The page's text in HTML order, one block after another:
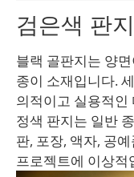
검은색 판지
블랙 골판지는 양
종이 소재입니다.
의적이고 실용적인
정색 판지는 일반
판, 포장, 액자, 공
프로젝트에 이상적